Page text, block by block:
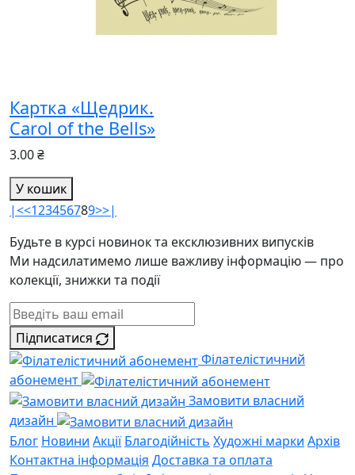
Картка «Щедрик.
Carol of the Bells»
3.00 ₴
У кошик
|<<123456789>>|
Будьте в курсі новинок та ексклюзивних випусків
Ми надсилатимемо лише важливу інформацію — про
колекції, знижки та події
Підписатися
Філателістичний
абонемент
Замовити власний
дизайн
Блог Новини Акції Благодійність Художні марки Архів
Контактна інформація Доставка та оплата